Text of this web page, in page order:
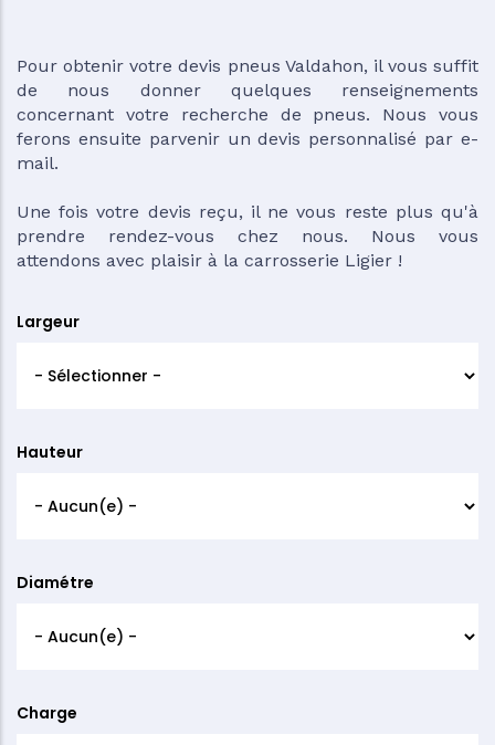
Pour obtenir votre devis pneus Valdahon, il vous suffit
de nous donner quelques renseignements
concernant votre recherche de pneus. Nous vous
ferons ensuite parvenir un devis personnalisé par e-
mail.
Une fois votre devis reçu, il ne vous reste plus qu'à
prendre rendez-vous chez nous. Nous vous
attendons avec plaisir à la carrosserie Ligier !
Largeur
Hauteur
Diamétre
Charge